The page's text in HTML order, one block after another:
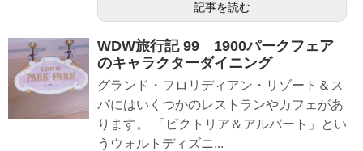
記事を読む
WDW旅行記 99 1900パークフェア
のキャラクターダイニング
グランド・フロリディアン・リゾート＆ス
パにはいくつかのレストランやカフェがあ
ります。 「ビクトリア＆アルバート」とい
うウォルトディズニ...